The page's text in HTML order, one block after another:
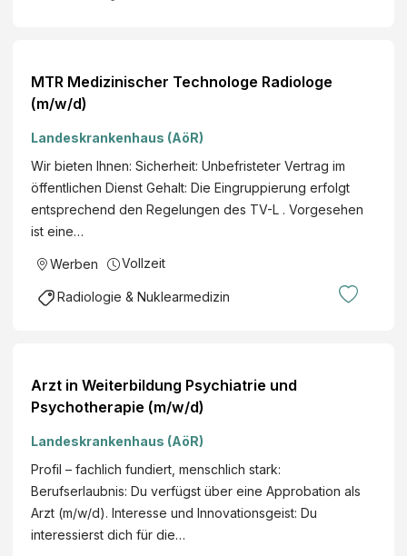
MTR Medizinischer Technologe Radiologe
(m/w/d)
Landeskrankenhaus (AöR)
Wir bieten Ihnen: Sicherheit: Unbefristeter Vertrag im
öffentlichen Dienst Gehalt: Die Eingruppierung erfolgt
entsprechend den Regelungen des TV-L . Vorgesehen
ist eine…
Werben Vollzeit
Radiologie & Nuklearmedizin
Arzt in Weiterbildung Psychiatrie und
Psychotherapie (m/w/d)
Landeskrankenhaus (AöR)
Profil – fachlich fundiert, menschlich stark:
Berufserlaubnis: Du verfügst über eine Approbation als
Arzt (m/w/d). Interesse und Innovationsgeist: Du
interessierst dich für die…